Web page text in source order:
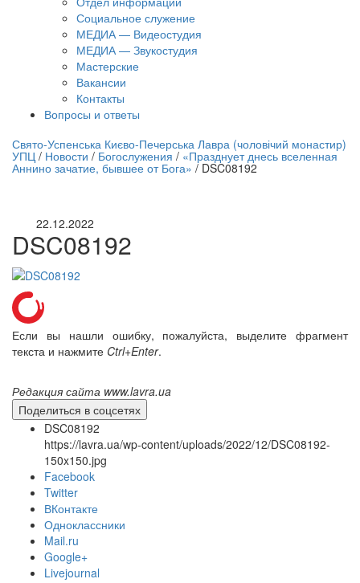
Социальное служение
МЕДИА — Видеостудия
МЕДИА — Звукостудия
Мастерские
Вакансии
Контакты
Вопросы и ответы
трансляция | 12 сентября
трансляции
Онлайн трансляции
12 сентября 2015
12 сентября 2015
Свято-Успенська Києво-Печерська Лавра (чоловічий монастир)
УПЦ / Новости / Богослужения / «Празднует днесь вселенная
Аннино зачатие, бывшее от Бога» / DSC08192
22.12.2022
DSC08192
Если вы нашли ошибку, пожалуйста, выделите фрагмент
текста и нажмите Ctrl+Enter.
Редакция сайта www.lavra.ua
Поделиться в соцсетях
DSC08192
https://lavra.ua/wp-content/uploads/2022/12/DSC08192-
150x150.jpg
Facebook
Twitter
ВКонтакте
Одноклассники
Mail.ru
Google+
Livejournal